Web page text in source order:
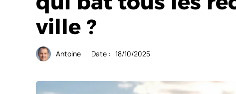
ville ?
Antoine Date : 18/10/2025